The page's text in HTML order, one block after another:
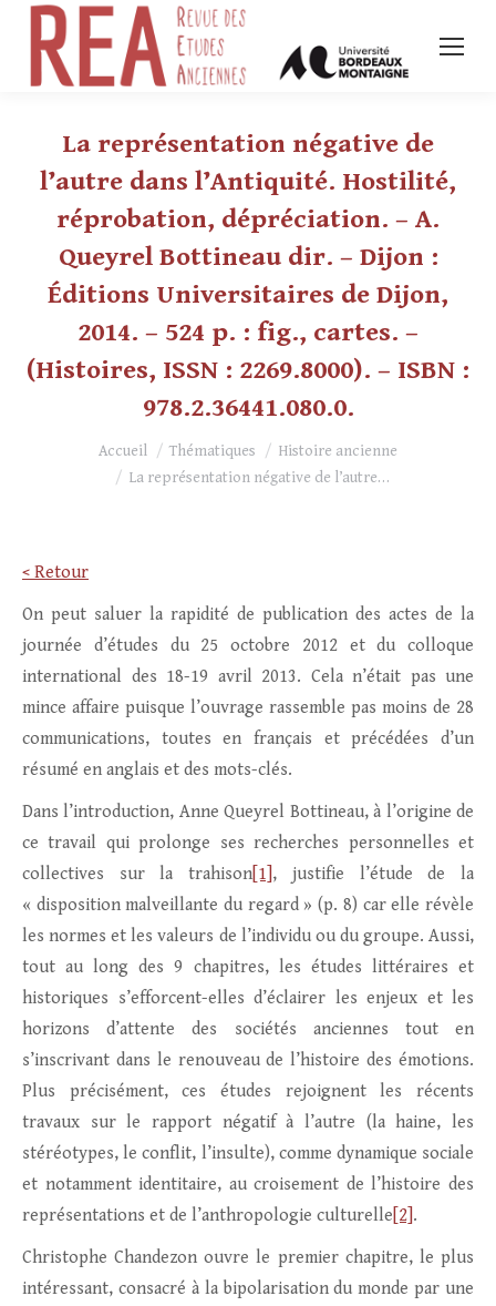
La représentation négative de
l’autre dans l’Antiquité. Hostilité,
réprobation, dépréciation. – A.
Queyrel Bottineau dir. – Dijon :
Éditions Universitaires de Dijon,
2014. – 524 p. : fig., cartes. –
(Histoires, ISSN : 2269.8000). – ISBN :
978.2.36441.080.0.
Vous êtes ici :Accueil Thématiques
Histoire ancienne
La représentation négative de l’autre…
< Retour
On peut saluer la rapidité de publication des actes de la
journée d’études du 25 octobre 2012 et du colloque
international des 18-19 avril 2013. Cela n’était pas une
mince affaire puisque l’ouvrage rassemble pas moins de 28
communications, toutes en français et précédées d’un
résumé en anglais et des mots-clés.
Dans l’introduction, Anne Queyrel Bottineau, à l’origine de
ce travail qui prolonge ses recherches personnelles et
collectives sur la trahison [1] , justifie l’étude de la
« disposition malveillante du regard » (p. 8) car elle révèle
les normes et les valeurs de l’individu ou du groupe. Aussi,
tout au long des 9 chapitres, les études littéraires et
historiques s’efforcent-elles d’éclairer les enjeux et les
horizons d’attente des sociétés anciennes tout en
s’inscrivant dans le renouveau de l’histoire des émotions.
Plus précisément, ces études rejoignent les récents
travaux sur le rapport négatif à l’autre (la haine, les
stéréotypes, le conflit, l’insulte), comme dynamique sociale
et notamment identitaire, au croisement de l’histoire des
représentations et de l’anthropologie culturelle [2] .
Christophe Chandezon ouvre le premier chapitre, le plus
intéressant, consacré à la bipolarisation du monde par une